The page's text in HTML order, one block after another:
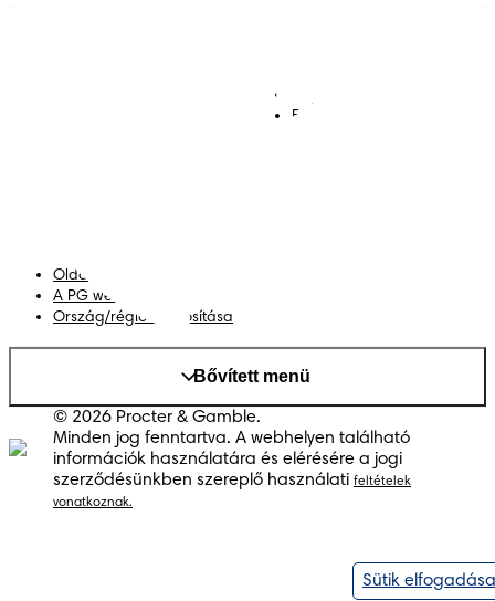
Felhasználási feltételek
Oldaltérkép
A PG weboldala
Ország/régió módosítása
Bővített menü
© 2026 Procter & Gamble.
Minden jog fenntartva. A webhelyen található
információk használatára és elérésére a jogi
szerződésünkben szereplő használati feltételek
vonatkoznak.
Sütik elfogadása